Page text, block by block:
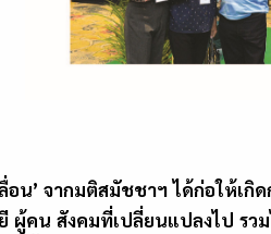
อน’ จากมติสมัชชาฯ ได้ก่อให้เ
ผู้คน สังคมที่เปลี่ยนแปลงไป ร